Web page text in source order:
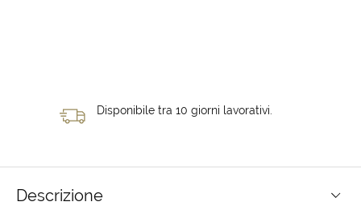
Disponibile tra 10 giorni lavorativi.
Descrizione